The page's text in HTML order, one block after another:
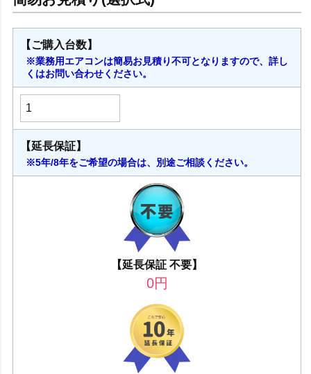
【ご購入台数】
※業務用エアコンは簡易お見積り不可となりますので、詳し
くはお問い合わせください。
【延長保証】
※5年/8年をご希望の場合は、別途ご相談ください。
【延長保証 不要】
0円